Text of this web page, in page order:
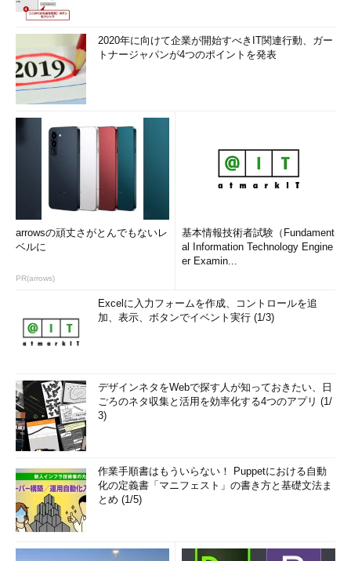
2020年に向けて企業が開始すべきIT関連行動、ガー
トナージャパンが4つのポイントを発表
arrowsの頑丈さがとんでもないレ
ベルに
PR(arrows)
基本情報技術者試験（Fundament
al Information Technology Engine
er Examin...
Excelに入力フォームを作成、コントロールを追
加、表示、ボタンでイベント実行 (1/3)
デザインネタをWebで探す人が知っておきたい、日
ごろのネタ収集と活用を効率化する4つのアプリ (1/
3)
作業手順書はもういらない！ Puppetにおける自動
化の定義書「マニフェスト」の書き方と基礎文法ま
とめ (1/5)